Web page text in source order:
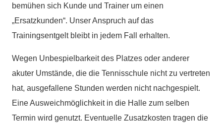
bemühen sich Kunde und Trainer um einen
„Ersatzkunden“. Unser Anspruch auf das
Trainingsentgelt bleibt in jedem Fall erhalten.
Wegen Unbespielbarkeit des Platzes oder anderer
akuter Umstände, die die Tennisschule nicht zu vertreten
hat, ausgefallene Stunden werden nicht nachgespielt.
Eine Ausweichmöglichkeit in die Halle zum selben
Termin wird genutzt. Eventuelle Zusatzkosten tragen die